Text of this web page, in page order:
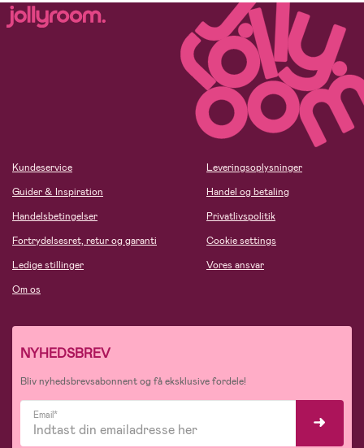
Kundeservice
Guider & Inspiration
Handelsbetingelser
Fortrydelsesret, retur og garanti
Ledige stillinger
Om os
Leveringsoplysninger
Handel og betaling
Privatlivspolitik
Cookie settings
Vores ansvar
NYHEDSBREV
Bliv nyhedsbrevsabonnent og få eksklusive fordele!
Email*